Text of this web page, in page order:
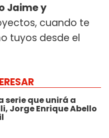
Jaime y
cuando te
tuyos desde el
serie que unirá a
Jorge Enrique Abello